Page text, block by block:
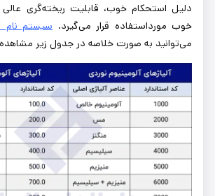
دلیل استحکام خوب، قابلیت ریخته‌گری
خوب مورداستفاده قرار می‌گیرد. سیستم نام
می‌توانید به صورت خلاصه در جدول زیر مشاهده